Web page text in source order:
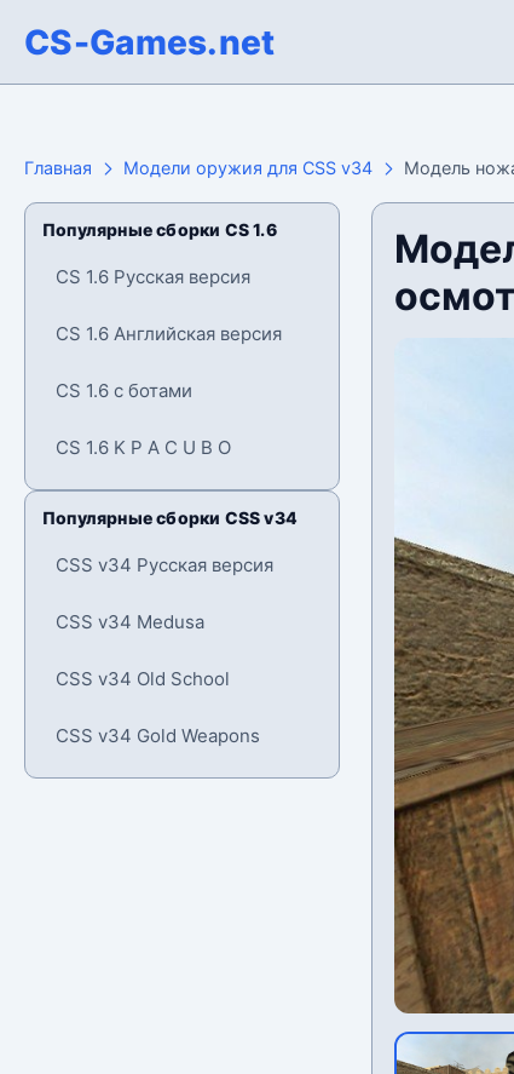
CS-Games.net
Главная Модели оружия для CSS v34 Модель
Популярные сборки CS 1.6
CS 1.6 Русская версия
CS 1.6 Английская версия
CS 1.6 с ботами
CS 1.6 K P A C U B O
Популярные сборки CSS v34
CSS v34 Русская версия
CSS v34 Medusa
CSS v34 Old School
CSS v34 Gold Weapons